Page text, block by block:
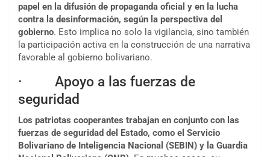
papel en la difusión de propaganda oficial y en la lucha
contra la desinformación, según la perspectiva del
gobierno. Esto implica no solo la vigilancia, sino también
la participación activa en la construcción de una narrativa
favorable al gobierno bolivariano.
· Apoyo a las fuerzas de
seguridad
Los patriotas cooperantes trabajan en conjunto con las
fuerzas de seguridad del Estado, como el Servicio
Bolivariano de Inteligencia Nacional (SEBIN) y la Guardia